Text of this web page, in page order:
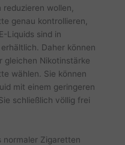
wollen,
genau kontrollieren,
Liquids sind in
Daher können
gleichen Nikotinstärke
wählen. Sie können
mit einem geringeren
schließlich völlig frei
normaler Zigaretten